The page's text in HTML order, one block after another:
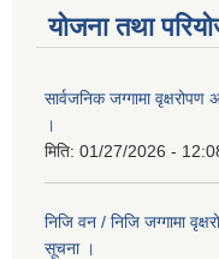
योजना तथा
सार्वजनिक जग्गामा
।
मिति: 01/27/2026 -
निजि वन / निजि जग्गामा
सूचना ।